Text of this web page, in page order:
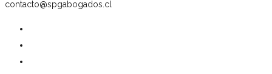
contacto@spgabogados.cl